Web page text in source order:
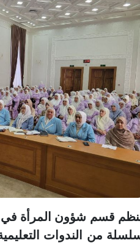
قسم شؤون المرأة في
من الندوات